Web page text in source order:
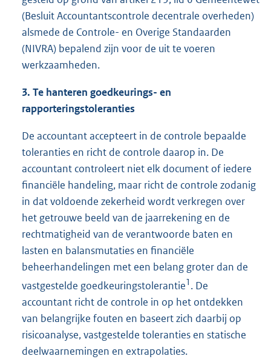
(Besluit Accountantscontrole decentrale overheden)
alsmede de Controle- en Overige Standaarden
(NIVRA) bepalend zijn voor de uit te voeren
werkzaamheden.
3. Te hanteren goedkeurings- en
rapporteringstoleranties
De accountant accepteert in de controle bepaalde
toleranties en richt de controle daarop in. De
accountant controleert niet elk document of iedere
financiële handeling, maar richt de controle zodanig
in dat voldoende zekerheid wordt verkregen over
het getrouwe beeld van de jaarrekening en de
rechtmatigheid van de verantwoorde baten en
lasten en balansmutaties en financiële
beheerhandelingen met een belang groter dan de
vastgestelde goedkeuringstolerantie1 . De
accountant richt de controle in op het ontdekken
van belangrijke fouten en baseert zich daarbij op
risicoanalyse, vastgestelde toleranties en statische
deelwaarnemingen en extrapolaties.